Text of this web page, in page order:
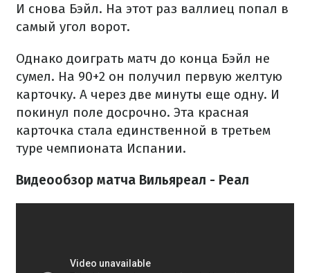
И снова Бэйл. На этот раз валлиец попал в
самый угол ворот.
Однако доиграть матч до конца Бэйл не
сумел. На 90+2 он получил первую желтую
карточку. А через две минуты еще одну. И
покинул поле досрочно. Эта красная
карточка стала единственной в третьем
туре чемпионата Испании.
Видеообзор матча Вильяреал - Реал